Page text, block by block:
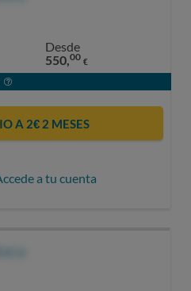
Desde
550,00 €
A 2€ 2 MESES
a tu cuenta